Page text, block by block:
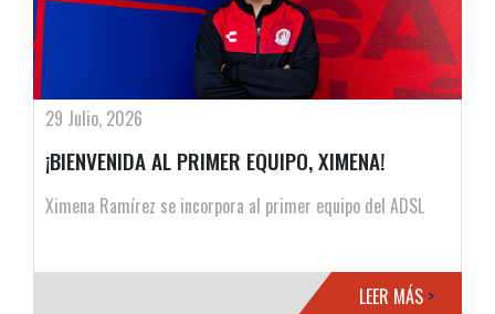
29 Julio, 2026
¡BIENVENIDA AL PRIMER EQUIPO, XIMENA!
Ximena Ramírez se incorpora al primer equipo del ADSL
LEER MÁS >